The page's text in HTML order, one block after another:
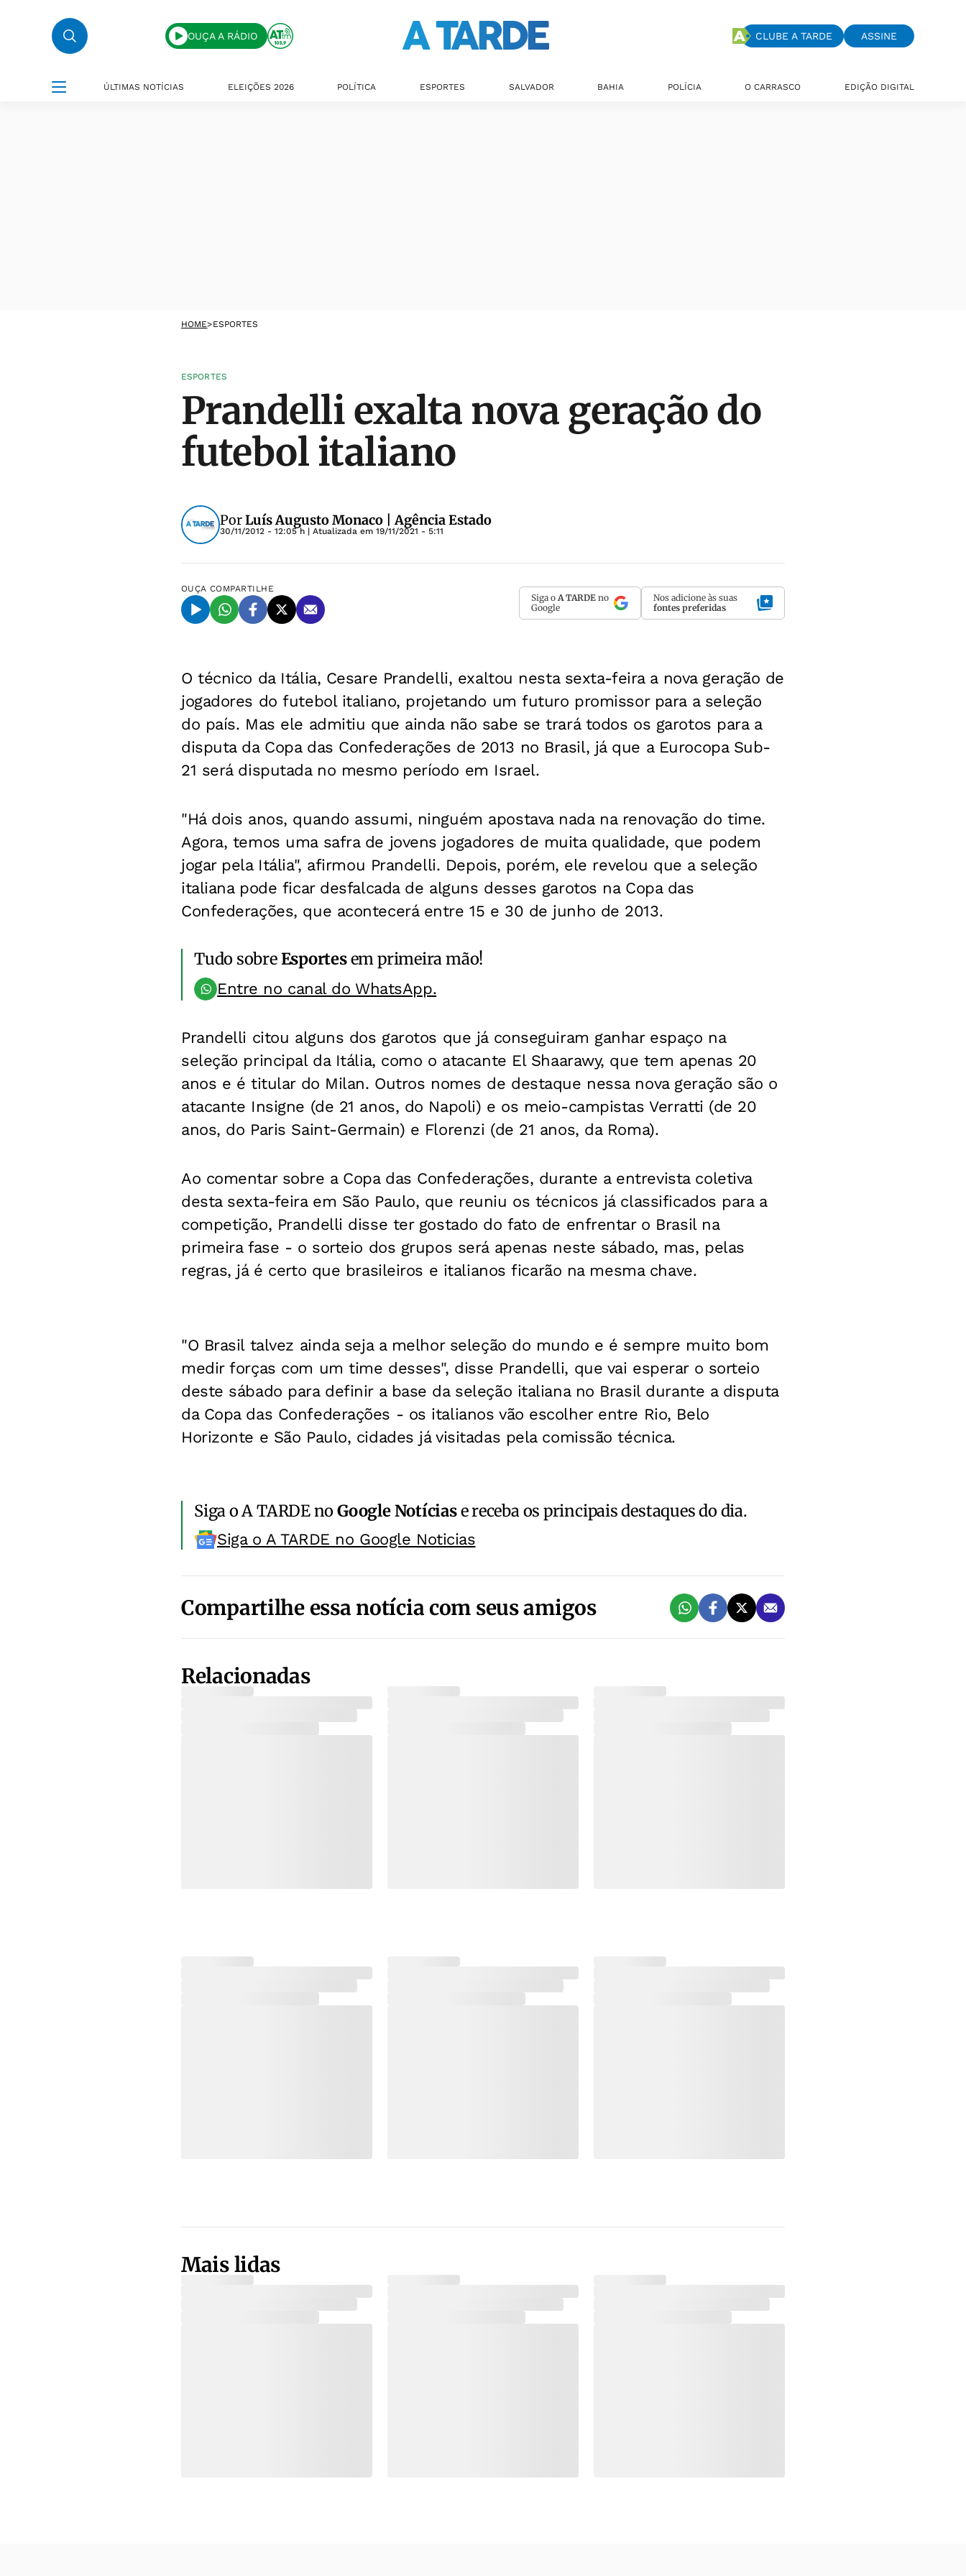
OUÇA A RÁDIO CLUBE A TARDE ASSINE
ÚLTIMAS NOTÍCIAS ELEIÇÕES 2026 POLÍTICA ESPORTES SALVADOR BAHIA POLÍCIA O CARRASCO EDIÇÃO DIGITAL
HOME>ESPORTES
ESPORTES
Prandelli exalta nova geração do
futebol italiano
PorLuís Augusto Monaco | Agência Estado
30/11/2012 - 12:05 h | Atualizada em 19/11/2021 - 5:11
OUÇA COMPARTILHE
Siga o A TARDE no
Google
Nos adicione às suas
fontes preferidas
O técnico da Itália, Cesare Prandelli, exaltou nesta sexta-feira a nova geração de
jogadores do futebol italiano, projetando um futuro promissor para a seleção
do país. Mas ele admitiu que ainda não sabe se trará todos os garotos para a
disputa da Copa das Confederações de 2013 no Brasil, já que a Eurocopa Sub-
21 será disputada no mesmo período em Israel.
"Há dois anos, quando assumi, ninguém apostava nada na renovação do time.
Agora, temos uma safra de jovens jogadores de muita qualidade, que podem
jogar pela Itália", afirmou Prandelli. Depois, porém, ele revelou que a seleção
italiana pode ficar desfalcada de alguns desses garotos na Copa das
Confederações, que acontecerá entre 15 e 30 de junho de 2013.
Tudo sobreEsportesem primeira mão!
Entre no canal do WhatsApp.
Prandelli citou alguns dos garotos que já conseguiram ganhar espaço na
seleção principal da Itália, como o atacante El Shaarawy, que tem apenas 20
anos e é titular do Milan. Outros nomes de destaque nessa nova geração são o
atacante Insigne (de 21 anos, do Napoli) e os meio-campistas Verratti (de 20
anos, do Paris Saint-Germain) e Florenzi (de 21 anos, da Roma).
Ao comentar sobre a Copa das Confederações, durante a entrevista coletiva
desta sexta-feira em São Paulo, que reuniu os técnicos já classificados para a
competição, Prandelli disse ter gostado do fato de enfrentar o Brasil na
primeira fase - o sorteio dos grupos será apenas neste sábado, mas, pelas
regras, já é certo que brasileiros e italianos ficarão na mesma chave.
"O Brasil talvez ainda seja a melhor seleção do mundo e é sempre muito bom
medir forças com um time desses", disse Prandelli, que vai esperar o sorteio
deste sábado para definir a base da seleção italiana no Brasil durante a disputa
da Copa das Confederações - os italianos vão escolher entre Rio, Belo
Horizonte e São Paulo, cidades já visitadas pela comissão técnica.
Siga o A TARDE noGoogle Notíciase receba os principais destaques do dia.
Siga o A TARDE no Google Noticias
Compartilhe essa notícia com seus amigos
Relacionadas
Mais lidas